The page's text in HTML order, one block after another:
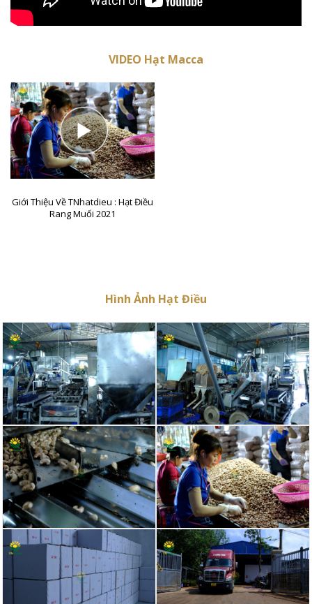
VIDEO Hạt Macca
Giới Thiệu Về TNhatdieu : Hạt Điều
Rang Muối 2021
Hình Ảnh Hạt Điều